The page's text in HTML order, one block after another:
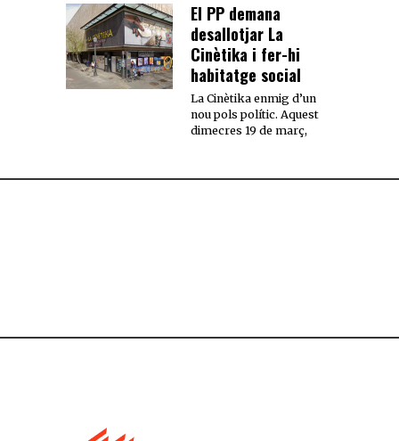
El PP demana
desallotjar La
Cinètika i fer-hi
habitatge social
La Cinètika enmig d’un
nou pols polític. Aquest
dimecres 19 de març,